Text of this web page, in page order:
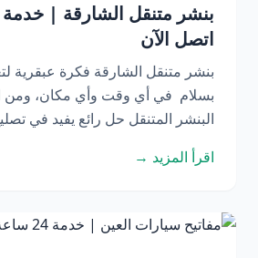
اتصل الآن
بنشر متنقل الشارقة فكرة عبقرية
بسلام في أي وقت وأي مكان، ومن
البنشر المتنقل حل رائع يفيد في
اقرأ المزيد →